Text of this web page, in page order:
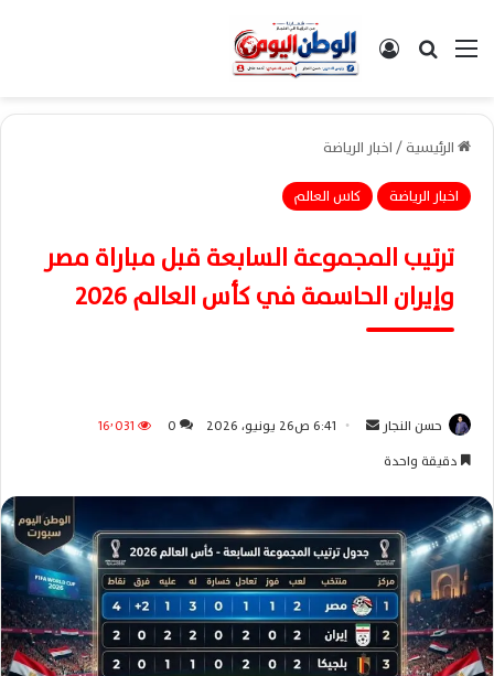
القائمةبحث عن تسجيل الدخول
الرئيسية/اخبار الرياضة
اخبار الرياضة
كاس العالم
ترتيب المجموعة السابعة قبل مباراة مصر
وإيران الحاسمة في كأس العالم 2026
حسن النجار
ب
ر
ي
د
ا
إ
6:41 ص26 يونيو، 2026 0
16٬031
دقيقة واحدة